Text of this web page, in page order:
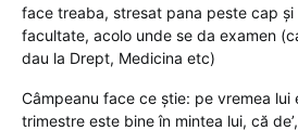
face treaba, stresat pana peste cap și
facultate, acolo unde se da examen
dau la Drept, Medicina etc)
Câmpeanu face ce știe: pe vremea lui
trimestre este bine în mintea lui, că